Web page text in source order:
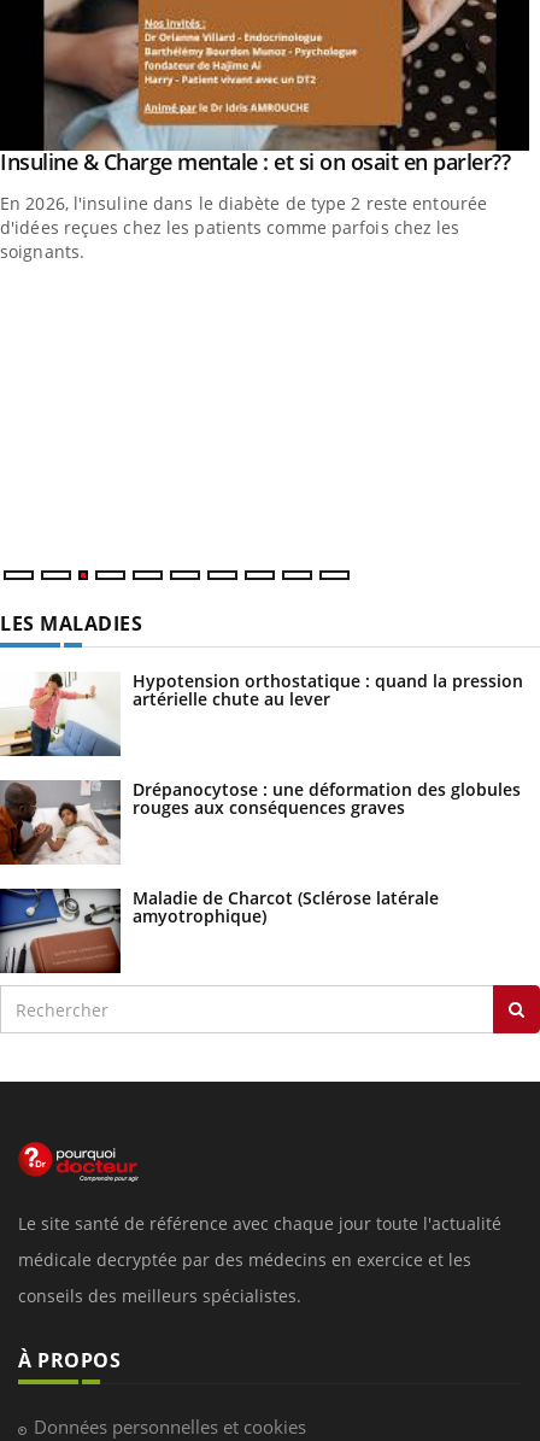
Youtube
Insuline & Charge mentale : et si on osait en parler??
En 2026, l'insuline dans le diabète de type 2 reste entourée
d'idées reçues chez les patients comme parfois chez les
soignants.
LES MALADIES
Hypotension orthostatique : quand la pression
artérielle chute au lever
Drépanocytose : une déformation des globules
rouges aux conséquences graves
Maladie de Charcot (Sclérose latérale
amyotrophique)
Le site santé de référence avec chaque jour toute l'actualité
médicale decryptée par des médecins en exercice et les
conseils des meilleurs spécialistes.
À PROPOS
Données personnelles et cookies